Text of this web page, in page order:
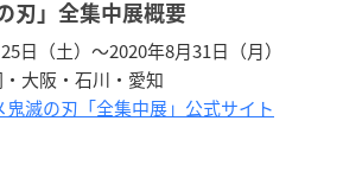
刃」全集中展概要
日（土）～2020年8月31日（月）
大阪・石川・愛知
鬼滅の刃「全集中展」公式サイト